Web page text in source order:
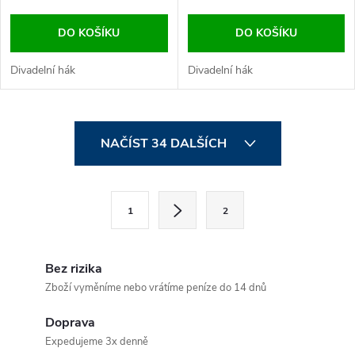
DO KOŠÍKU
Divadelní hák
DO KOŠÍKU
Divadelní hák
NAČÍST 34 DALŠÍCH
1 2
Bez rizika
Zboží vyměníme nebo vrátíme peníze do 14 dnů
Doprava
Expedujeme 3x denně